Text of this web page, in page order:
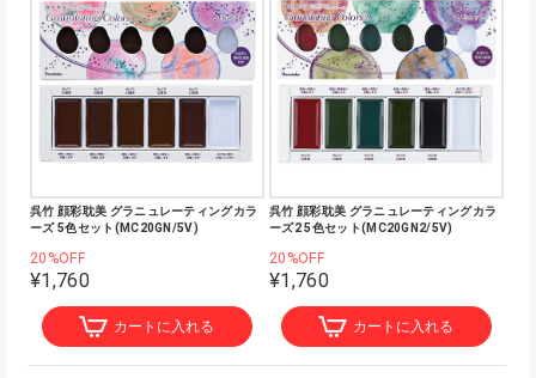
呉竹 顔彩耽美 グラニュレーティングカラ
ーズ 5色セット(MC20GN/5V)
20%OFF
¥1,760
カートに入れる
呉竹 顔彩耽美 グラニュレーティングカラ
ーズ2 5色セット(MC20GN2/5V)
20%OFF
¥1,760
カートに入れる